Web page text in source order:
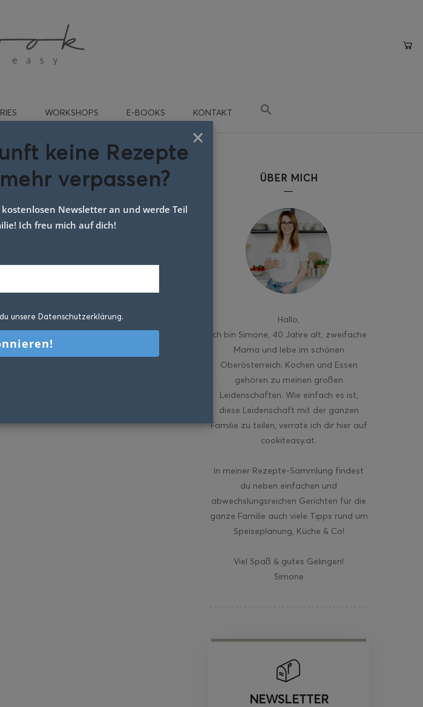
WORKSHOPS E-BOOKS KONTAKT
ÜBER MICH
Hallo
ich bin Simone, 40 Jahre alt, zweifache
Mama und lebe im schönen
Oberösterreich. Kochen und Essen
gehören zu meinen großen
Leidenschaften. Wie einfach es ist,
diese Leidenschaft mit der ganzen
Familie zu teilen, verrate ich dir hier auf
cookiteasy.at.
In meiner Rezepte-Sammlung findest
du neben einfachen und
abwechslungsreichen Gerichten für die
ganze Familie auch viele Tipps rund um
Speiseplanung, Küche & Co!
Viel Spaß & gutes Gelingen!
Simone
NEWSLETTER
×
keine Rezepte
verpassen?
Newsletter an und werde Teil
Ich freu mich auf dich!
unsere Datenschutzerklärung.